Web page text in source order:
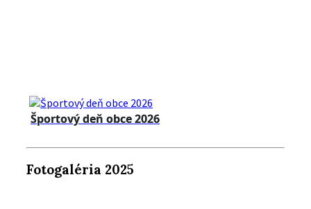
Športový deň obce 2026
Fotogaléria 2025